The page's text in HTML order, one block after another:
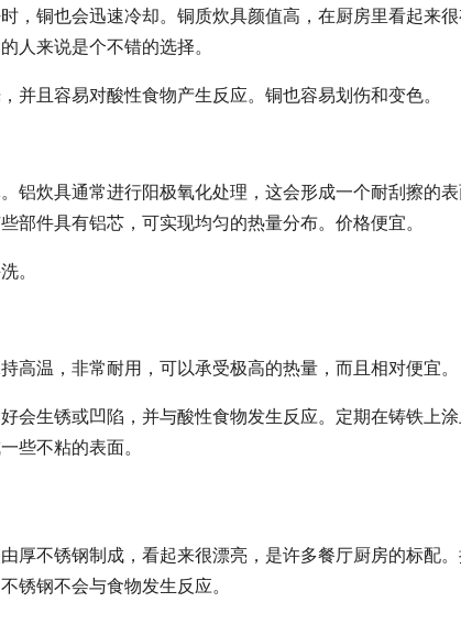
，铜也会迅速冷却。铜质炊具颜值高，在厨房里看起来
人来说是个不错的选择。
并且容易对酸性食物产生反应。铜也容易划伤和变色。
铝炊具通常进行阳极氧化处理，这会形成一个耐刮擦的
部件具有铝芯，可实现均匀的热量分布。价格便宜。
。
高温，非常耐用，可以承受极高的热量，而且相对便宜。
会生锈或凹陷，并与酸性食物发生反应。定期在铸铁上
些不粘的表面。
厚不锈钢制成，看起来很漂亮，是许多餐厅厨房的标配
锈钢不会与食物发生反应。